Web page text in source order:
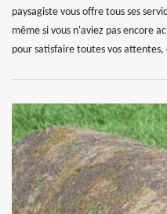
paysagiste vous offre tous ses
même si vous n'aviez pas encore
pour satisfaire toutes vos attentes,